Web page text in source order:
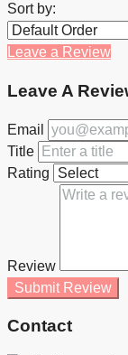
Sort by:
Leave a Review
Leave A
Email
Title
Rating
Review
Submit Review
Contact